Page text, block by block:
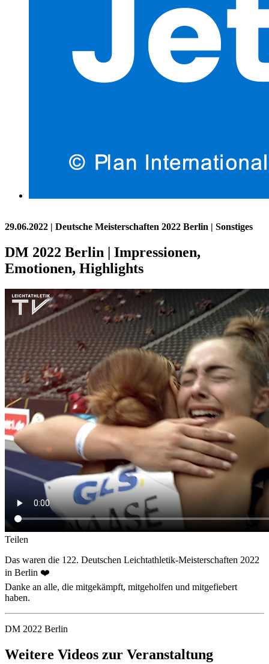
29.06.2022 | Deutsche Meisterschaften 2022 Berlin | Sonstiges
DM 2022 Berlin | Impressionen,
Emotionen, Highlights
Teilen
Das waren die 122. Deutschen Leichtathletik-Meisterschaften 2022
in Berlin ❤️
Danke an alle, die mitgekämpft, mitgeholfen und mitgefiebert
haben.
DM 2022 Berlin
Weitere Videos zur Veranstaltung